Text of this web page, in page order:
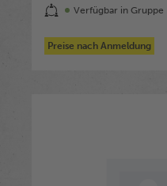
Verfügbar in Gruppe
Preise nach Anmeldung